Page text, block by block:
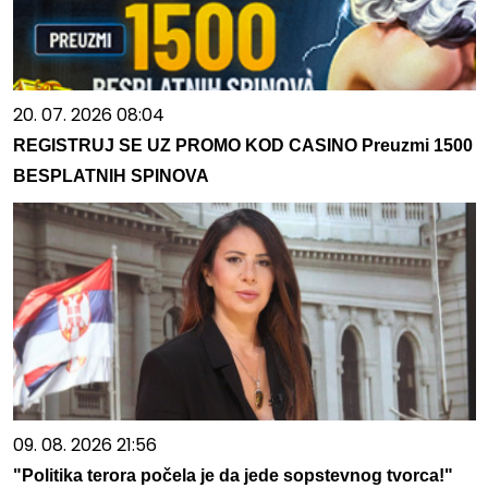
20. 07. 2026 08:04
REGISTRUJ SE UZ PROMO KOD CASINO Preuzmi 1500
BESPLATNIH SPINOVA
09. 08. 2026 21:56
"Politika terora počela je da jede sopstevnog tvorca!"